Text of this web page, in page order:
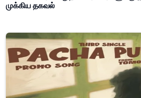
முக்கிய தகவல்